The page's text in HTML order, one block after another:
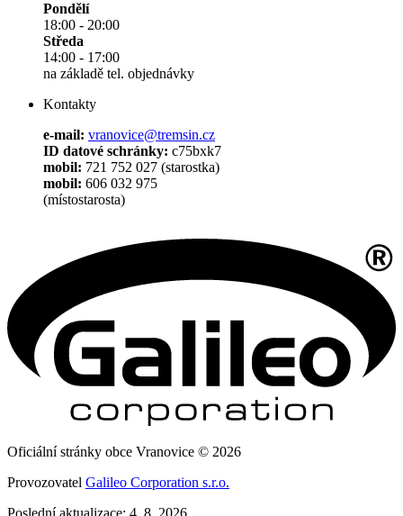
Pondělí
18:00 - 20:00
Středa
14:00 - 17:00
na základě tel. objednávky
Kontakty
e-mail: vranovice@tremsin.cz
ID datové schránky: c75bxk7
mobil: 721 752 027 (starostka)
mobil: 606 032 975
(místostarosta)
Oficiální stránky obce Vranovice © 2026
Provozovatel Galileo Corporation s.r.o.
Poslední aktualizace: 4. 8. 2026